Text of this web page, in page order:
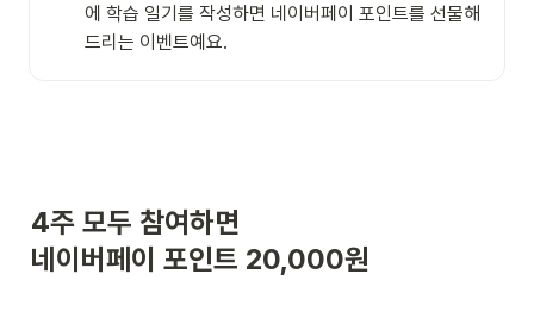
에 학습 일기를 작성하면 네이버페이 포인트를 선물해
드리는 이벤트예요.
4주 모두 참여하면
네이버페이 포인트 20,000원